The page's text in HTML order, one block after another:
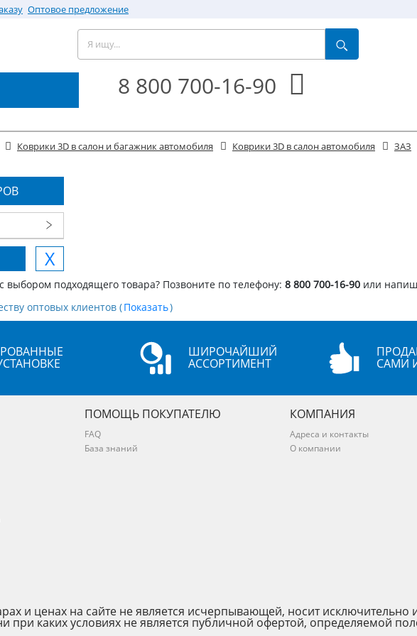
Оптовое предложение
8 800 700-16-90
Коврики 3D в салон и багажник автомобиля Коврики 3D в салон автомобиля ЗАЗ
выбором подходящего товара? Позвоните по телефону: 8 800 700-16-90 или
оптовых клиентов (
)
ШИРОЧАЙШИЙ
АССОРТИМЕНТ САМИ
ПОМОЩЬ ПОКУПАТЕЛЮ
FAQ
База знаний
КОМПАНИЯ
Адреса и контакты
О компании
и ценах на сайте не является исчерпывающей, носит
при каких условиях не является публичной офертой, определяемой